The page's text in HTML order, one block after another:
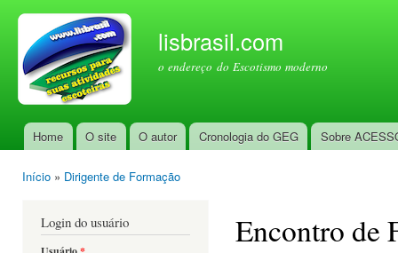
lisbrasil.com
o endereço do Escotismo moderno
Menu principal
Home O site O autor Cronologia do GEG Sobre
Início » Dirigente de Formação
Login do usuário Encontro de